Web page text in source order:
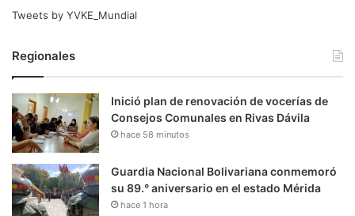
Tweets by YVKE_Mundial
Regionales
Inició plan de renovación de vocerías de
Consejos Comunales en Rivas Dávila
hace 58 minutos
Guardia Nacional Bolivariana conmemoró
su 89.° aniversario en el estado Mérida
hace 1 hora